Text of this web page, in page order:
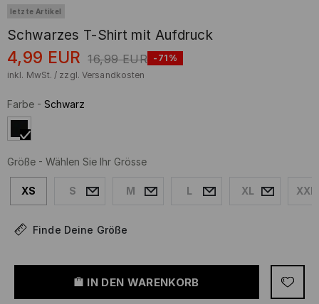
letzte Artikel
Schwarzes T-Shirt mit Aufdruck
4,99 EUR 16,99 EUR -71%
inkl. MwSt. / zzgl. Versandkosten
Farbe - Schwarz
Größe - Wählen Sie Ihr Grösse
XS S M L XL XXL
Finde Deine Größe
IN DEN WARENKORB